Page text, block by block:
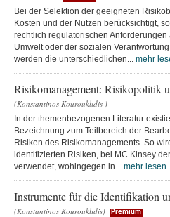
Bei der Selektion der geeigneten
Kosten und der Nutzen berücksichtigt,
rechtlich regulatorischen
Umwelt oder der sozialen
werden die unterschiedlichen... mehr
Risikomanagement: Risikopolitik
(Konstantinos Kourouklidis )
In der themenbezogenen Literatur
Bezeichnung zum Teilbereich der
Risiken des Risikomanagements. So
identifizierten Risiken, bei MC Kinsey
verwendet, wohingegen in... mehr lesen
Instrumente für die Identifikation
(Konstantinos Kourouklidis) Premium